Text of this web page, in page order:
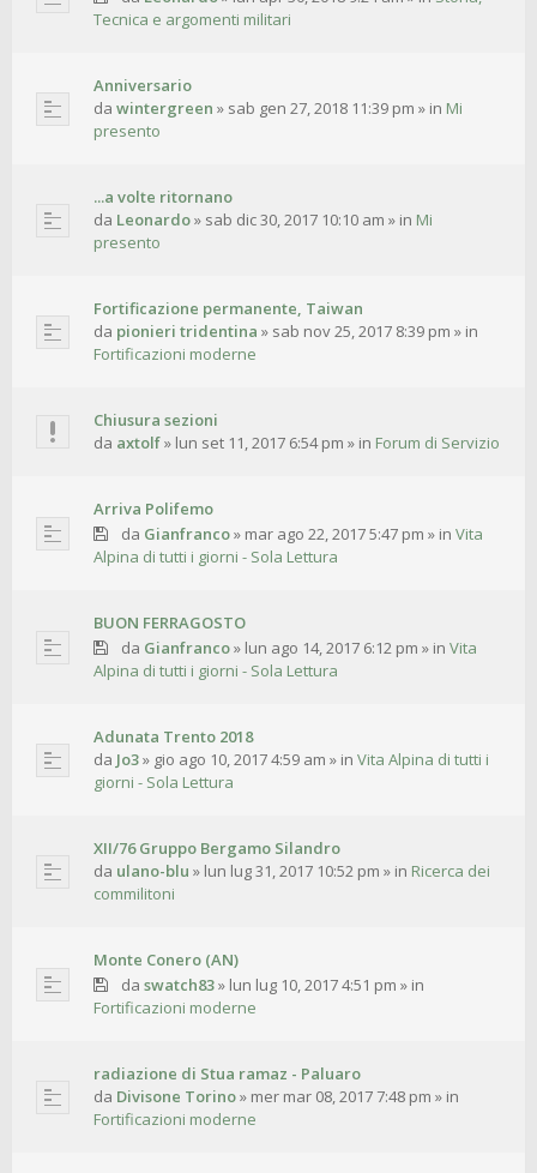
Tecnica e argomenti militari
Anniversario
da wintergreen » sab gen 27, 2018 11:39 pm » in Mi
presento
...a volte ritornano
da Leonardo» sab dic 30, 2017 10:10 am » in Mi
presento
Fortificazione permanente, Taiwan
da pionieri tridentina » sab nov 25, 2017 8:39 pm » in
Fortificazioni moderne
Chiusura sezioni
da axtolf» lun set 11, 2017 6:54 pm » in Forum di Servizio
Arriva Polifemo
da Gianfranco» mar ago 22, 2017 5:47 pm » in Vita
Alpina di tutti i giorni - Sola Lettura
BUON FERRAGOSTO
da Gianfranco» lun ago 14, 2017 6:12 pm » in Vita
Alpina di tutti i giorni - Sola Lettura
Adunata Trento 2018
da Jo3» gio ago 10, 2017 4:59 am » in Vita Alpina di tutti i
giorni - Sola Lettura
XII/76 Gruppo Bergamo Silandro
da ulano-blu » lun lug 31, 2017 10:52 pm » in Ricerca dei
commilitoni
Monte Conero (AN)
da swatch83» lun lug 10, 2017 4:51 pm » in
Fortificazioni moderne
radiazione di Stua ramaz - Paluaro
da Divisone Torino» mer mar 08, 2017 7:48 pm » in
Fortificazioni moderne